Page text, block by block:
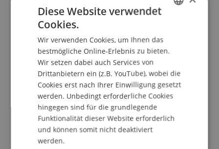
Fürstentum seit über hundert Jahren prägt.
Wissen für den gesamten DACH-Raum
Das Werk dient nicht nur Anwälten, Forschenden
und Studierenden im Inland. Weil Liechtensteins
Wirtschaft stark über Grenzen hinweg agiert,
liefert das Buch auch Fachleuten im gesamten
DACH-Raum wertvolles Wissen. Wer das Recht mit
Österreich oder der Schweiz vergleicht, findet
hier eine unverzichtbare Basis.
Das Buch im Überblick:
Titel:FlexLex Liechtensteinisches
Diese Website verwendet
Cookies.
Wir verwenden Cookies, um Ihnen das
bestmögliche Online-Erlebnis zu bieten.
Wir setzen dabei auch Services von
Drittanbietern ein (z.B. YouTube), wobei die
Cookies erst nach Ihrer Einwilligung gesetzt
werden. Unbedingt erforderliche Cookies
hingegen sind für die grundlegende
Funktionalität dieser Website erforderlich
und können somit nicht deaktiviert
werden.